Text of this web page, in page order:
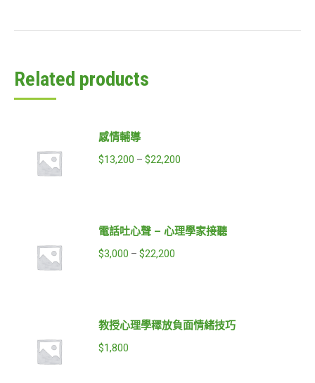
Related products
感情輔導
$13,200 – $22,200
電話吐心聲 – 心理學家接聽
$3,000 – $22,200
教授心理學䆁放負面情緒技巧
$1,800